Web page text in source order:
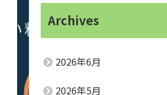
Archives
2026年6月
2026年5月